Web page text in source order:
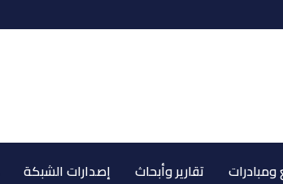
تقارير وأبحاث إصدارات الشبكة